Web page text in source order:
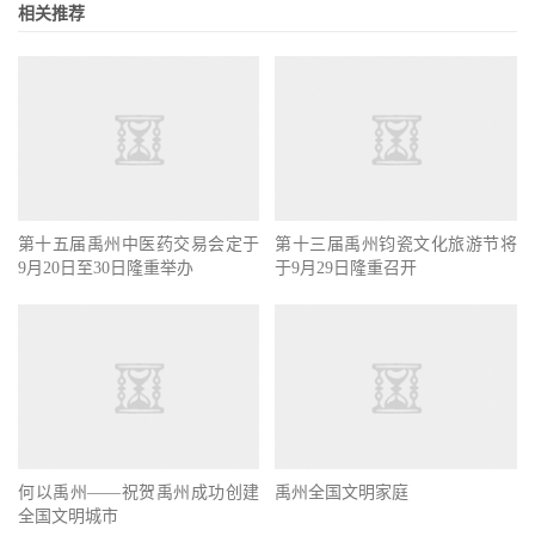
相关推荐
第十五届禹州中医药交易会定于
9月20日至30日隆重举办
第十三届禹州钧瓷文化旅游节将
于9月29日隆重召开
何以禹州——祝贺禹州成功创建
全国文明城市
禹州全国文明家庭